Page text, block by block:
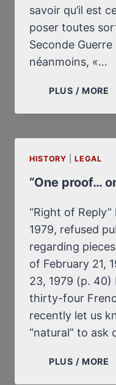
savoir qu’il est
poser toutes
Seconde
néanmoins, «…
PLUS / MORE
HISTORY |LEGAL
“One proof…
“Right of
1979, refused
regarding
of February 21,
23, 1979 (p. 40)
thirty-four
recently let us
“natural” to
PLUS / MORE